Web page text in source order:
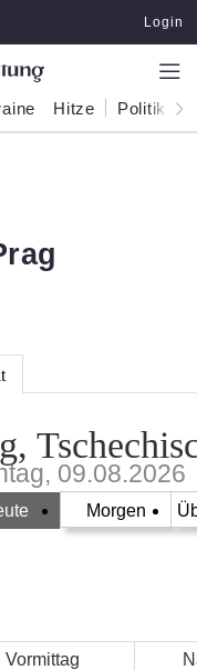
Login
Hitze Politik
09.08.2026
Morgen
Vormittag